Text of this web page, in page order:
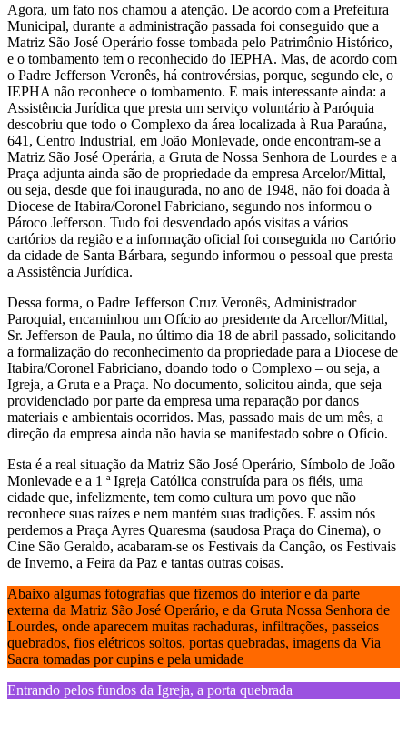
Agora, um fato nos chamou a atenção. De acordo com a Prefeitura
Municipal, durante a administração passada foi conseguido que a
Matriz São José Operário fosse tombada pelo Patrimônio Histórico,
e o tombamento tem o reconhecido do IEPHA. Mas, de acordo com
o Padre Jefferson Veronês, há controvérsias, porque, segundo ele, o
IEPHA não reconhece o tombamento. E mais interessante ainda: a
Assistência Jurídica que presta um serviço voluntário à Paróquia
descobriu que todo o Complexo da área localizada à Rua Paraúna,
641, Centro Industrial, em João Monlevade, onde encontram-se a
Matriz São José Operária, a Gruta de Nossa Senhora de Lourdes e a
Praça adjunta ainda são de propriedade da empresa Arcelor/Mittal,
ou seja, desde que foi inaugurada, no ano de 1948, não foi doada à
Diocese de Itabira/Coronel Fabriciano, segundo nos informou o
Pároco Jefferson. Tudo foi desvendado após visitas a vários
cartórios da região e a informação oficial foi conseguida no Cartório
da cidade de Santa Bárbara, segundo informou o pessoal que presta
a Assistência Jurídica.
Dessa forma, o Padre Jefferson Cruz Veronês, Administrador
Paroquial, encaminhou um Ofício ao presidente da Arcellor/Mittal,
Sr. Jefferson de Paula, no último dia 18 de abril passado, solicitando
a formalização do reconhecimento da propriedade para a Diocese de
Itabira/Coronel Fabriciano, doando todo o Complexo – ou seja, a
Igreja, a Gruta e a Praça. No documento, solicitou ainda, que seja
providenciado por parte da empresa uma reparação por danos
materiais e ambientais ocorridos. Mas, passado mais de um mês, a
direção da empresa ainda não havia se manifestado sobre o Ofício.
Esta é a real situação da Matriz São José Operário, Símbolo de João
Monlevade e a 1 ª Igreja Católica construída para os fiéis, uma
cidade que, infelizmente, tem como cultura um povo que não
reconhece suas raízes e nem mantém suas tradições. E assim nós
perdemos a Praça Ayres Quaresma (saudosa Praça do Cinema), o
Cine São Geraldo, acabaram-se os Festivais da Canção, os Festivais
de Inverno, a Feira da Paz e tantas outras coisas.
Abaixo algumas fotografias que fizemos do interior e da parte
externa da Matriz São José Operário, e da Gruta Nossa Senhora de
Lourdes, onde aparecem muitas rachaduras, infiltrações, passeios
quebrados, fios elétricos soltos, portas quebradas, imagens da Via
Sacra tomadas por cupins e pela umidade
Entrando pelos fundos da Igreja, a porta quebrada